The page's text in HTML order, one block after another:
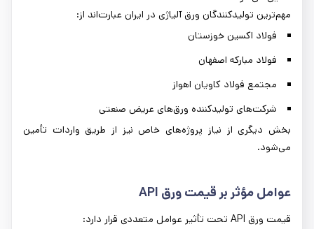
مهم‌ترین تولیدکنندگان ورق آلیاژی در ایران عبارت‌اند از:
فولاد اکسین خوزستان
فولاد مبارکه اصفهان
مجتمع فولاد کاویان اهواز
شرکت‌های تولیدکننده ورق‌های عریض صنعتی
بخش دیگری از نیاز پروژه‌های خاص نیز از طریق واردات تأمین
می‌شود.
عوامل مؤثر بر قیمت ورق
قیمت ورق API تحت تأثیر عوامل متعددی قرار دارد: